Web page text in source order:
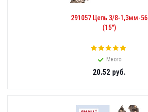
291057 Цепь 3/8-1,3мм-56
(15")
Много
20.52руб.